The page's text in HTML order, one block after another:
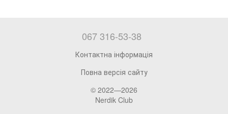
067 316-53-38
Контактна інформація
Повна версія сайту
© 2022—2026
Nerdik Club